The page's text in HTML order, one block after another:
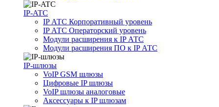
IP-ATC
IP АТС Корпоративный уровень
IP АТС Операторский уровень
Модули расширения к IP АТС
Модули расширения ПО к IP АТС
IP-шлюзы
VoIP GSM шлюзы
Цифровые IP шлюзы
VoIP шлюзы аналоговые
Аксессуары к IP шлюзам